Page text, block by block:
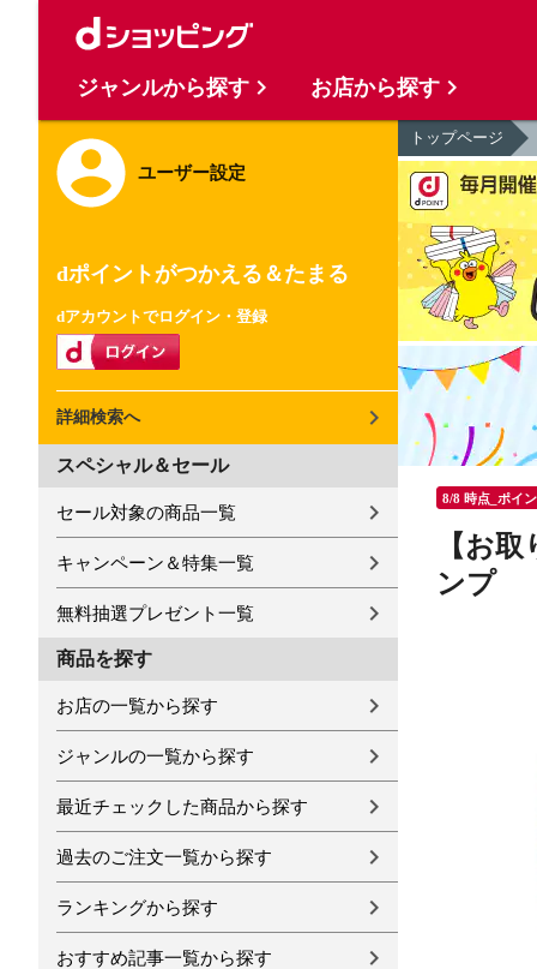
ユーザー設定
dポイントがつかえる＆たまる
dアカウントでログイン・登録
詳細検索へ
スペシャル＆セール
セール対象の商品一覧
キャンペーン＆特集一覧
無料抽選プレゼント一覧
商品を探す
お店の一覧から探す
ジャンルの一覧から探す
最近チェックした商品から探す
過去のご注文一覧から探す
ランキングから探す
おすすめ記事一覧から探す
トップページ
8/8 時点_ポイ
【お
ンプ
ジャンルから探す お店から探す